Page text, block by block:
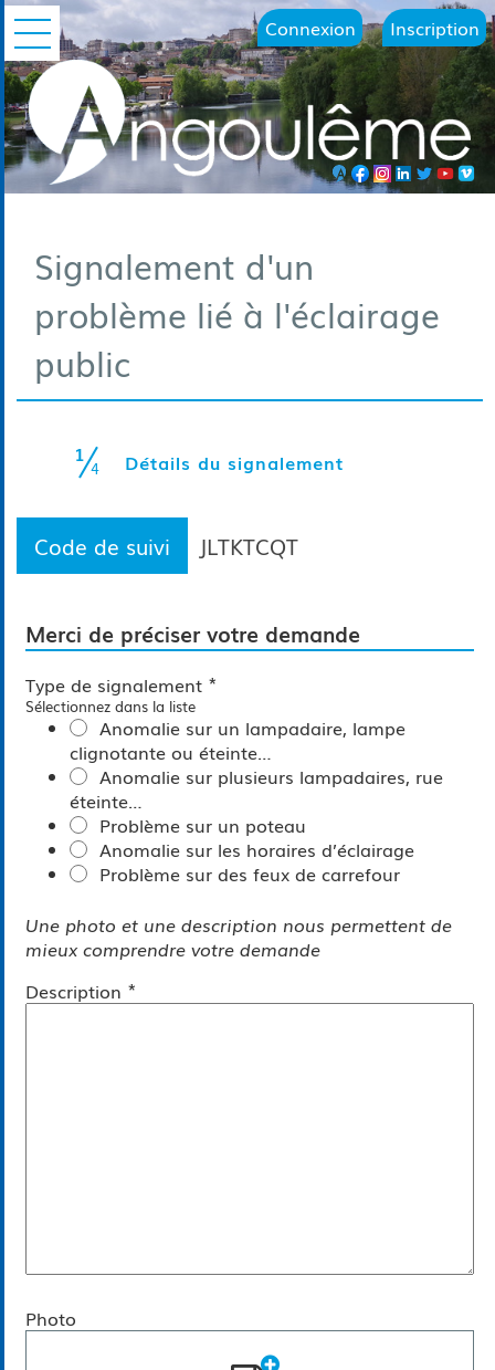
Connexion Inscription
Ouvrir le menu
Signalement d'un
problème lié à l'éclairage
public
Code de suivi JLTKTCQT
1
4 Détails du signalement(étape
Merci de préciser votre demande
Type de signalement *
Sélectionnez dans la liste
Anomalie sur un lampadaire, lampe
clignotante ou éteinte…
Anomalie sur plusieurs lampadaires, rue
éteinte…
Problème sur un poteau
Anomalie sur les horaires d’éclairage
Problème sur des feux de carrefour
Une photo et une description nous permettent de
mieux comprendre votre demande
Description *
Photo